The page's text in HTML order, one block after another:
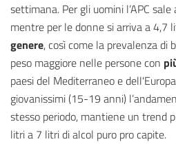
settimana. Per gli uomini l’APC
mentre per le donne si arriva a 4,7
genere, così come la prevalenza di
peso maggiore nelle persone con
paesi del Mediterraneo e
giovanissimi (15-19 anni)
stesso periodo, mantiene un trend
litri a 7 litri di alcol puro pro capite.